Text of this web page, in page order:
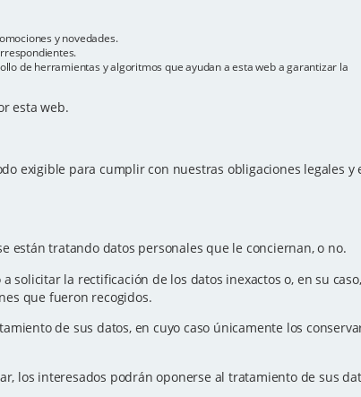
y novedades.
de herramientas y algoritmos que ayudan a esta web a garantizar la
esta web.
exigible para cumplir con nuestras obligaciones legales y
están tratando datos personales que le conciernan, o no.
solicitar la rectificación de los datos inexactos o, en su
que fueron recogidos.
de sus datos, en cuyo caso únicamente los
los interesados podrán oponerse al tratamiento de sus